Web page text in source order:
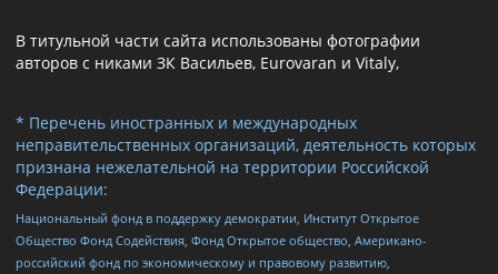
В титульной части сайта использованы фотографии
авторов с никами ЗК Васильев, Eurovaran и Vitaly,
* Перечень иностранных и международных
неправительственных организаций, деятельность которых
признана нежелательной на территории Российской
Федерации:
Национальный фонд в поддержку демократии, Институт Открытое
Общество Фонд Содействия, Фонд Открытое общество, Американо-
российский фонд по экономическому и правовому развитию,